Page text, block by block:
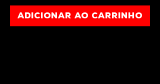
Adicionar ao carrinho